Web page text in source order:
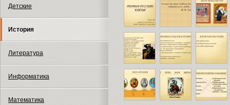
Детские
История
Литература
Информатика
Математика